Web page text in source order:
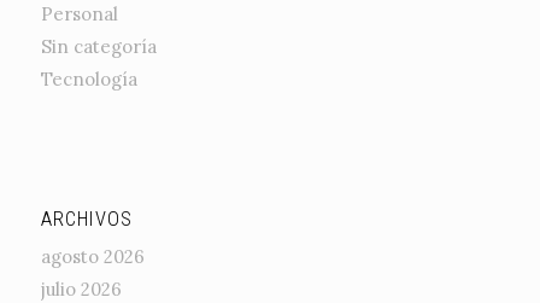
Personal
Sin categoría
Tecnología
ARCHIVOS
agosto 2026
julio 2026